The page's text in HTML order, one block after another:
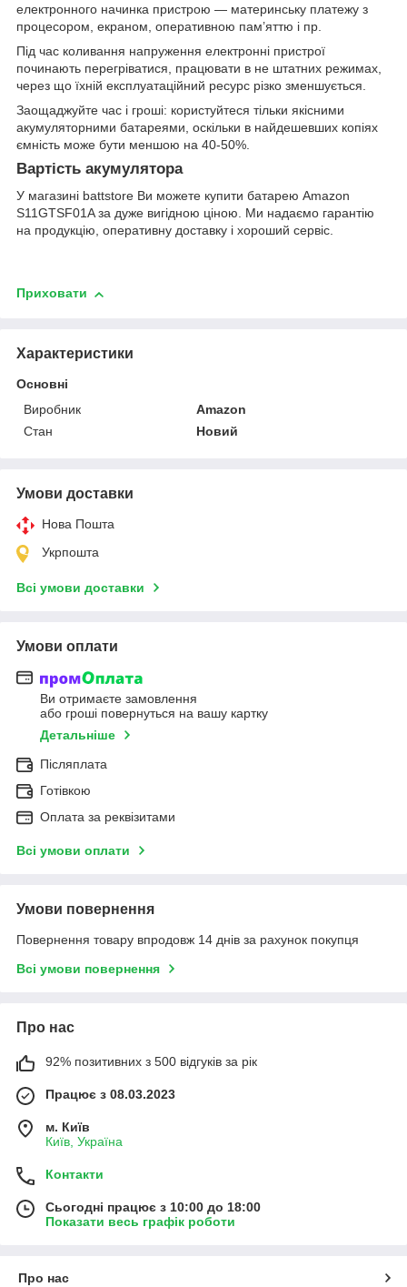
електронного начинка пристрою — материнську платежу з
процесором, екраном, оперативною пам’яттю і пр.
Під час коливання напруження електронні пристрої
починають перегріватися, працювати в не штатних режимах,
через що їхній експлуатаційний ресурс різко зменшується.
Заощаджуйте час і гроші: користуйтеся тільки якісними
акумуляторними батареями, оскільки в найдешевших копіях
ємність може бути меншою на 40-50%.
Вартість акумулятора
У магазині battstore Ви можете купити батарею Amazon
S11GTSF01A за дуже вигідною ціною. Ми надаємо гарантію
на продукцію, оперативну доставку і хороший сервіс.
Приховати
Характеристики
Основні
Виробник
Amazon
Стан
Новий
Умови доставки
Нова Пошта
Укрпошта
Всі умови доставки
Умови оплати
Ви отримаєте замовлення
або гроші повернуться на вашу картку
Детальніше
Післяплата
Готівкою
Оплата за реквізитами
Всі умови оплати
Умови повернення
Повернення товару впродовж 14 днів за рахунок покупця
Всі умови повернення
Про нас
92% позитивних з 500 відгуків за рік
Працює з 08.03.2023
м. Київ
Київ, Україна
Контакти
Сьогодні працює з 10:00 до 18:00
Показати весь графік роботи
Про нас